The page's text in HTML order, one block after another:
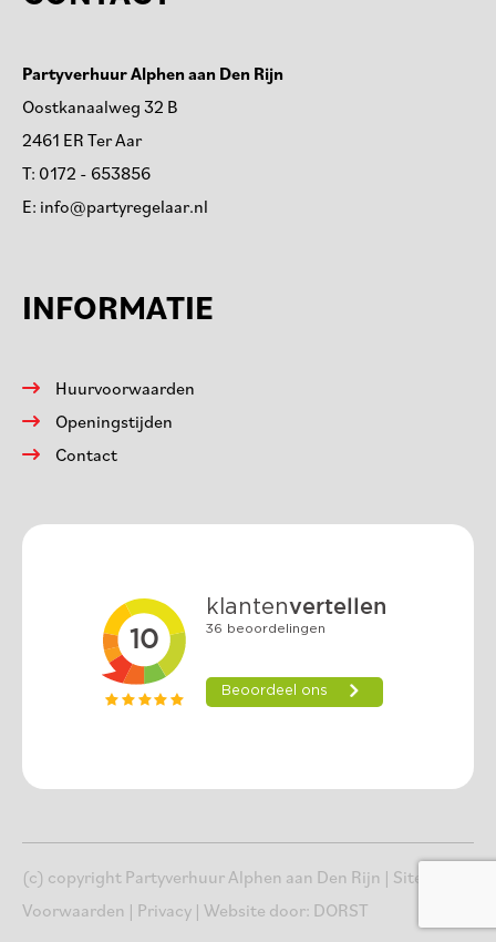
Partyverhuur Alphen aan Den Rijn
Oostkanaalweg 32 B
2461 ER Ter Aar
T: 0172 - 653856
E: info@partyregelaar.nl
INFORMATIE
Huurvoorwaarden
Openingstijden
Contact
(c) copyright Partyverhuur Alphen aan Den Rijn | Sitemap
Voorwaarden | Privacy | Website door: DORST